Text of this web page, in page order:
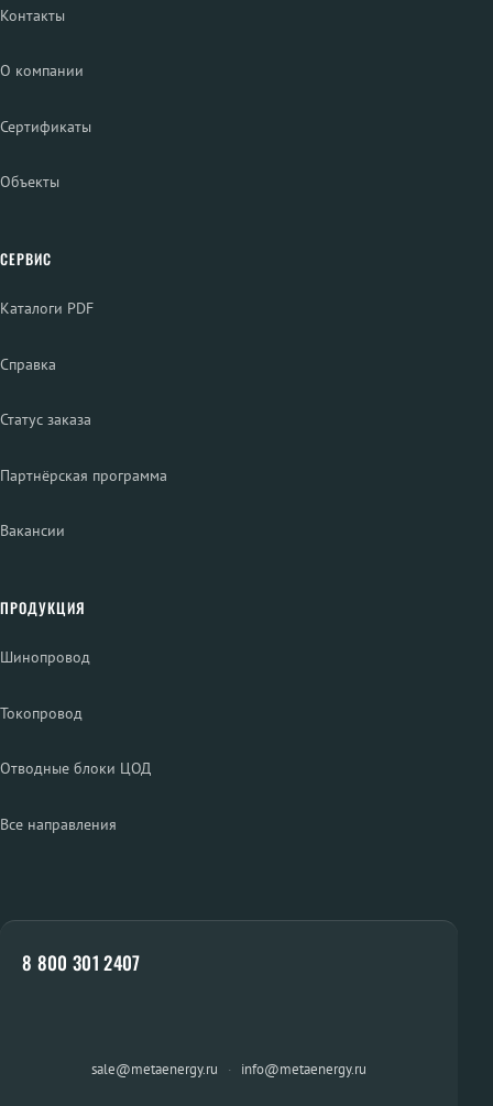
Контакты
О компании
Сертификаты
Объекты
СЕРВИС
Каталоги PDF
Справка
Статус заказа
Партнёрская программа
Вакансии
ПРОДУКЦИЯ
Шинопровод
Токопровод
Отводные блоки ЦОД
Все направления
8 800 301 2407
sale@metaenergy.ru · info@metaenergy.ru